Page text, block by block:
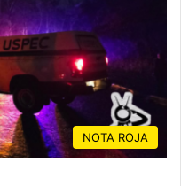
NOTA ROJA